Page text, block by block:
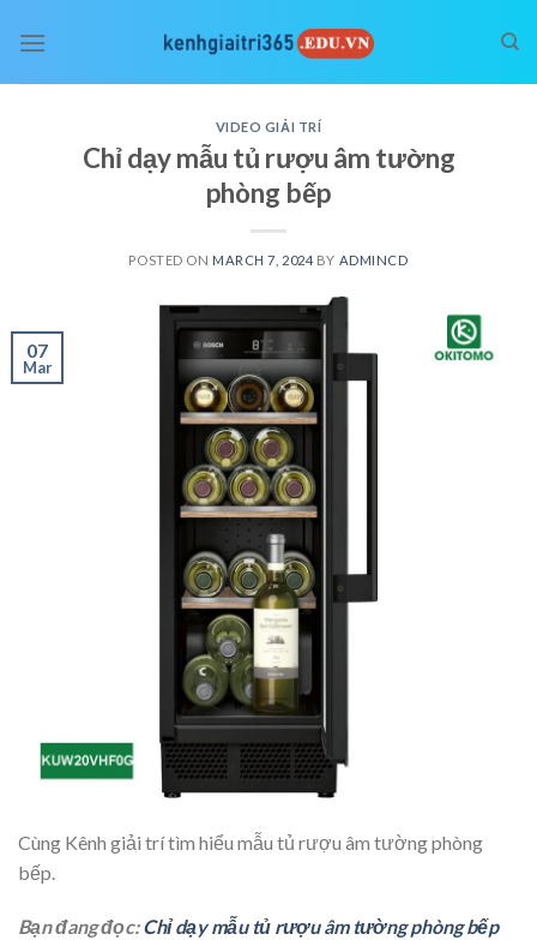
VIDEO GIẢI TRÍ
Chỉ dạy mẫu tủ rượu âm tường
phòng bếp
POSTED ON MARCH 7, 2024 BY ADMINCD
07
Mar
Cùng Kênh giải trí tìm hiểu mẫu tủ rượu âm tường phòng
bếp.
Bạn đang đọc:Chỉ dạy mẫu tủ rượu âm tường phòng bếp